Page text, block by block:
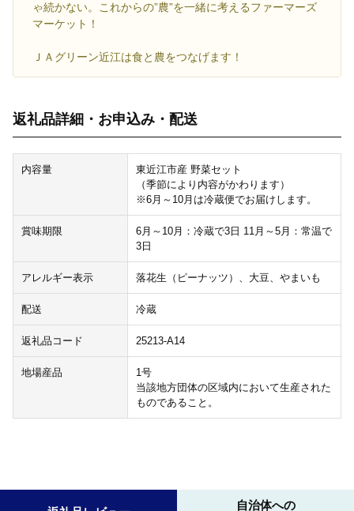
ゃ続かない。これからの”農”を一緒に考えるファーマーズ
マーケット！
ＪＡグリーン近江は食と農をつなげます！
返礼品詳細・お申込み・配送
内容量
東近江市産 野菜セット
（季節により内容がかわります）
※6月～10月は冷蔵便でお届けします。
賞味期限
6月～10月：冷蔵で3日 11月～5月：常温で
3日
アレルギー表示 落花生（ピーナッツ）、大豆、やまいも
配送 冷蔵
返礼品コード 25213-A14
地場産品
1号
当該地方団体の区域内において生産された
ものであること。
自治体への